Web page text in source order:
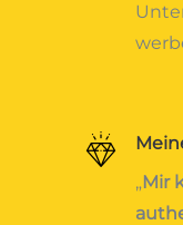
„Mir